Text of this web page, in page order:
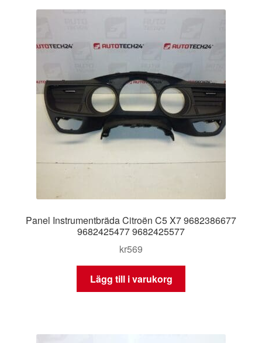
Panel Instrumentbräda Citroën C5 X7 9682386677
9682425477 9682425577
kr569
Lägg till i varukorg